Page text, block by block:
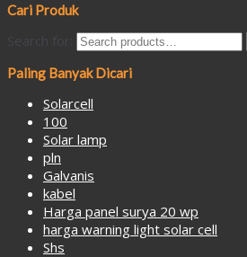
Cari Produk
Search for:
Paling Banyak Dicari
Solarcell
100
Solar lamp
pln
Galvanis
kabel
Harga panel surya 20 wp
harga warning light solar cell
Shs